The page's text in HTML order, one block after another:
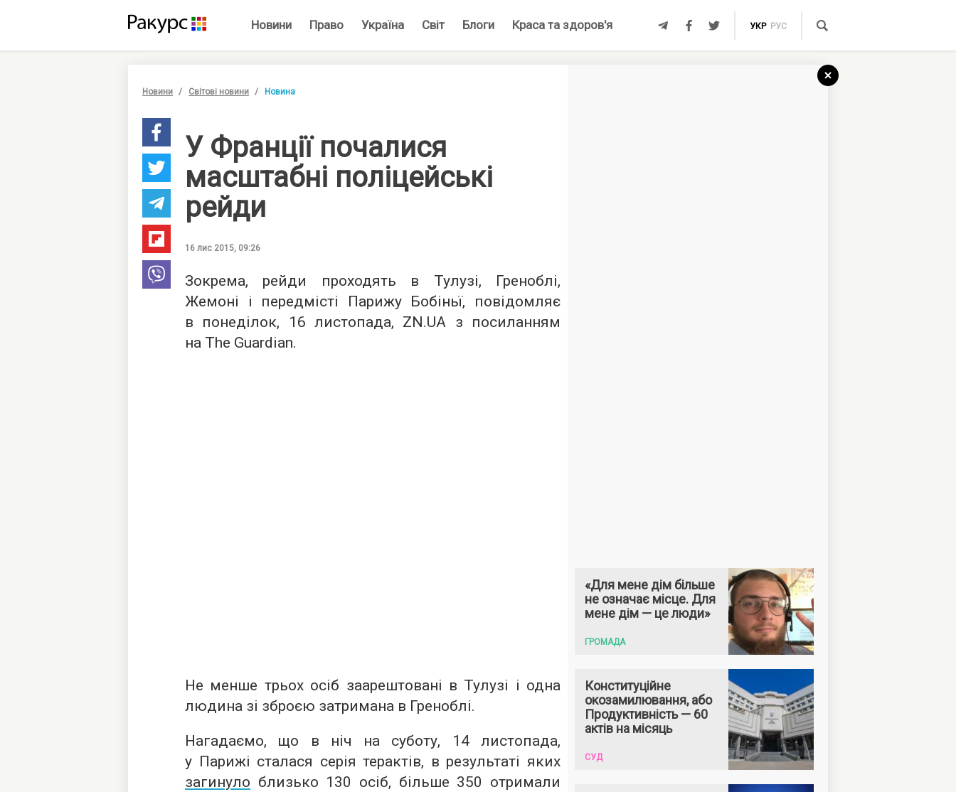
Новини Право Україна Світ Блоги Краса та здоров'я УКР РУС
Новини Світові новини Новина
У Франції почалися
масштабні поліцейські
рейди
16 лис 2015, 09:26
Зокрема, рейди проходять в Тулузі, Греноблі,
Жемоні і передмісті Парижу Бобіньї, повідомляє
в понеділок, 16 листопада, ZN.UA з посиланням
на The Guardian.
Не менше трьох осіб заарештовані в Тулузі і одна
людина зі зброєю затримана в Греноблі.
Нагадаємо, що в ніч на суботу, 14 листопада,
у Парижі сталася серія терактів, в результаті яких
загинуло близько 130 осіб, більше 350 отримали
«Для мене дім більше
не означає місце. Для
мене дім — це люди»
ГРОМАДА
Конституційне
окозамилювання, або
Продуктивність — 60
актів на місяць
СУД